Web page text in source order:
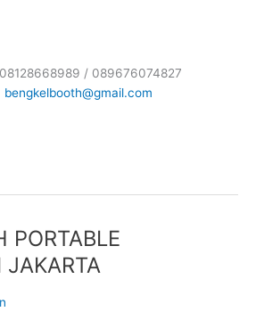
/ 089676074827
bengkelbooth@gmail.com
PORTABLE
JAKARTA